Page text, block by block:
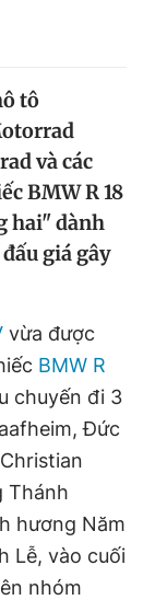
cáo
tô
và các
BMW R 18
hai" dành
giá gây
vừa được
BMW R
chuyến đi 3
Đức
Thánh
hương Năm
Lễ, vào cuối
nhóm